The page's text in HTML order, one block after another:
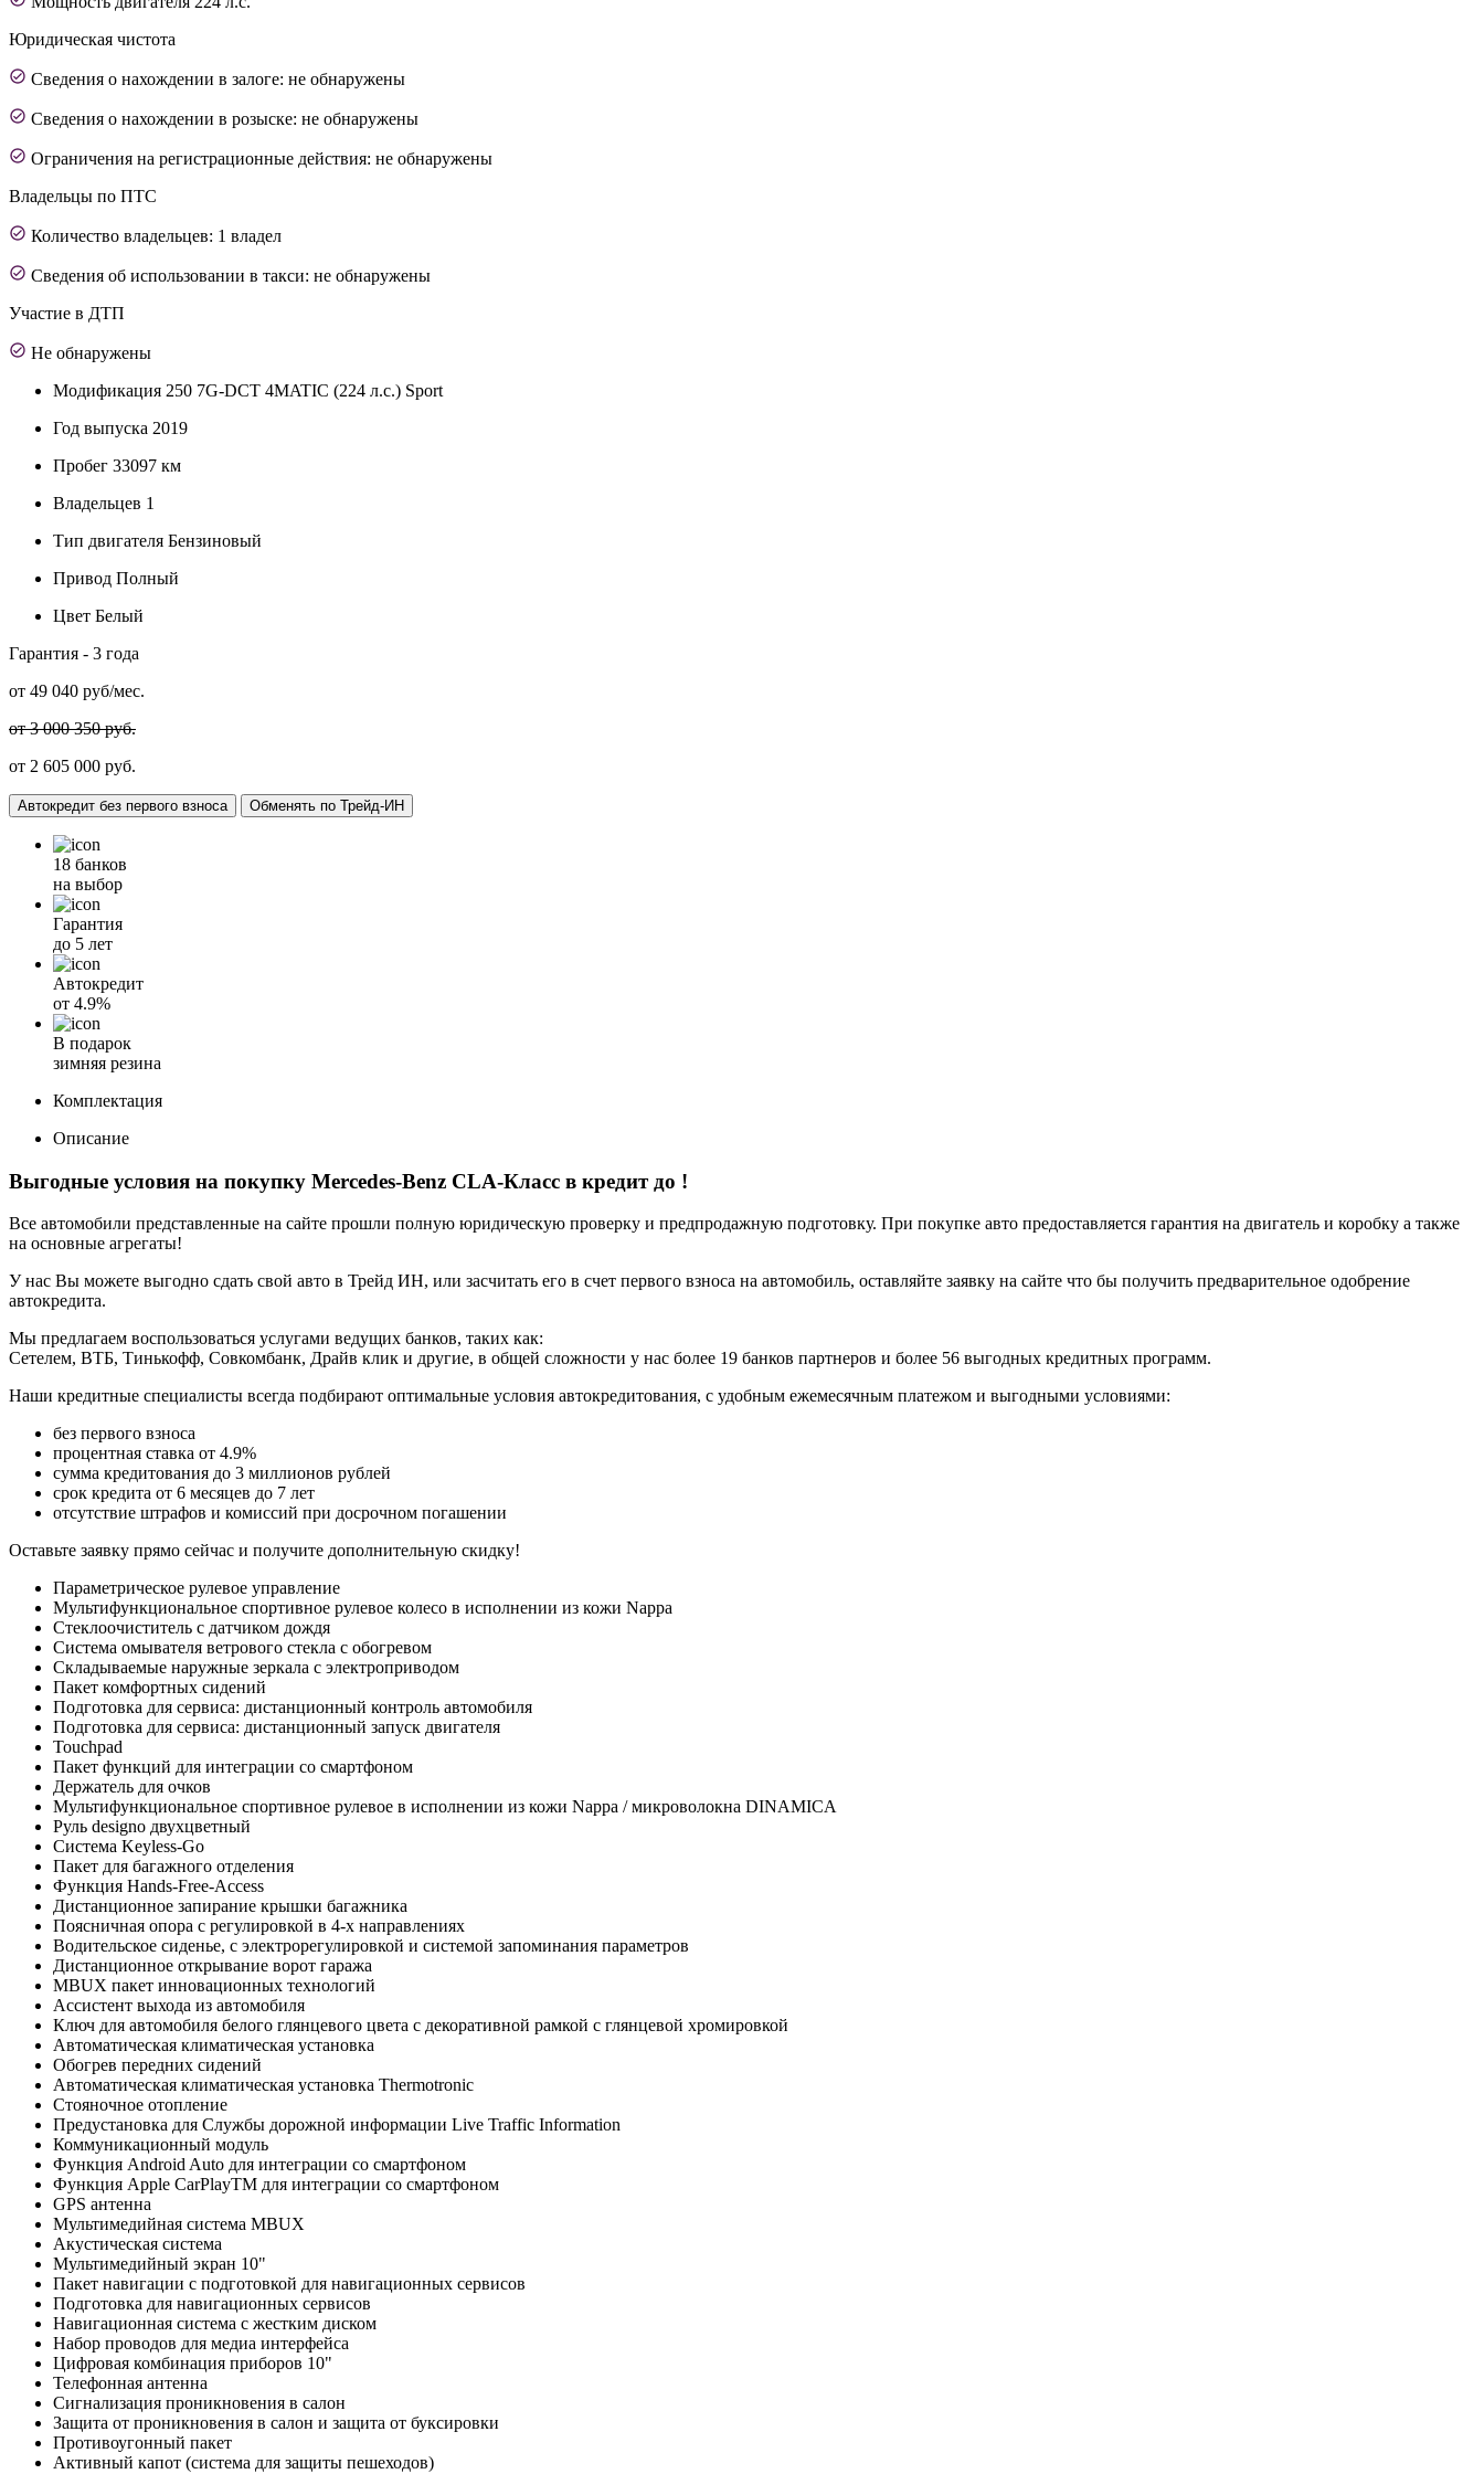
Юридическая чистота
Сведения о нахождении в залоге: не обнаружены
Сведения о нахождении в розыске: не обнаружены
Ограничения на регистрационные действия: не обнаружены
Владельцы по ПТС
Количество владельцев: 1 владел
Сведения об использовании в такси: не обнаружены
Участие в ДТП
Не обнаружены
Модификация 250 7G-DCT 4MATIC (224 л.с.) Sport
Год выпуска 2019
Пробег 33097 км
Владельцев 1
Тип двигателя Бензиновый
Привод Полный
Цвет Белый
Гарантия - 3 года
от 49 040 руб/мес.
от 3 000 350 руб.
от 2 605 000 руб.
Автокредит без первого взноса Обменять по Трейд-ИН
18 банков
на выбор
Гарантия
до 5 лет
Автокредит
от 4.9%
В подарок
зимняя резина
Комплектация
Описание
Выгодные условия на покупку Mercedes-Benz CLA-Класс в кредит до !
Все автомобили представленные на сайте прошли полную юридическую проверку и предпродажную подготовку. При покупке авто предоставляется гарантия на двигатель и коробку а также
на основные агрегаты!
У нас Вы можете выгодно сдать свой авто в Трейд ИН, или засчитать его в счет первого взноса на автомобиль, оставляйте заявку на сайте что бы получить предварительное одобрение
автокредита.
Мы предлагаем воспользоваться услугами ведущих банков, таких как:
Сетелем, ВТБ, Тинькофф, Совкомбанк, Драйв клик и другие, в общей сложности у нас более 19 банков партнеров и более 56 выгодных кредитных программ.
Наши кредитные специалисты всегда подбирают оптимальные условия автокредитования, с удобным ежемесячным платежом и выгодными условиями:
без первого взноса
процентная ставка от 4.9%
сумма кредитования до 3 миллионов рублей
срок кредита от 6 месяцев до 7 лет
отсутствие штрафов и комиссий при досрочном погашении
Оставьте заявку прямо сейчас и получите дополнительную скидку!
Параметрическое рулевое управление
Мультифункциональное спортивное рулевое колесо в исполнении из кожи Nappa
Стеклоочиститель с датчиком дождя
Система омывателя ветрового стекла с обогревом
Складываемые наружные зеркала с электроприводом
Пакет комфортных сидений
Подготовка для сервиса: дистанционный контроль автомобиля
Подготовка для сервиса: дистанционный запуск двигателя
Touchpad
Пакет функций для интеграции со смартфоном
Держатель для очков
Мультифункциональное спортивное рулевое в исполнении из кожи Nappa / микроволокна DINAMICA
Руль designo двухцветный
Система Keyless-Go
Пакет для багажного отделения
Функция Hands-Free-Access
Дистанционное запирание крышки багажника
Поясничная опора с регулировкой в 4-х направлениях
Водительское сиденье, с электрорегулировкой и системой запоминания параметров
Дистанционное открывание ворот гаража
MBUX пакет инновационных технологий
Ассистент выхода из автомобиля
Ключ для автомобиля белого глянцевого цвета с декоративной рамкой с глянцевой хромировкой
Автоматическая климатическая установка
Обогрев передних сидений
Автоматическая климатическая установка Thermotronic
Стояночное отопление
Предустановка для Службы дорожной информации Live Traffic Information
Коммуникационный модуль
Функция Android Auto для интеграции со смартфоном
Функция Apple CarPlayTM для интеграции со смартфоном
GPS антенна
Мультимедийная система MBUX
Акустическая система
Мультимедийный экран 10"
Пакет навигации с подготовкой для навигационных сервисов
Подготовка для навигационных сервисов
Навигационная система с жестким диском
Набор проводов для медиа интерфейса
Цифровая комбинация приборов 10"
Телефонная антенна
Сигнализация проникновения в салон
Защита от проникновения в салон и защита от буксировки
Противоугонный пакет
Активный капот (система для защиты пешеходов)